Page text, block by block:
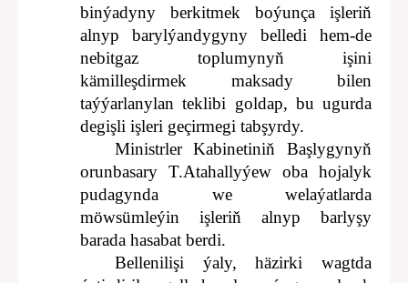
binýadyny berkitmek boýunça işleriň
alnyp barylýandygyny belledi hem-de
nebitgaz toplumynyň işini
kämilleşdirmek maksady bilen
taýýarlanylan teklibi goldap, bu ugurda
degişli işleri geçirmegi tabşyrdy.
Ministrler Kabinetiniň Başlygynyň
orunbasary T.Atahallyýew oba hojalyk
pudagynda we welaýatlarda
möwsümleýin işleriň alnyp barlyşy
barada hasabat berdi.
Bellenilişi ýaly, häzirki wagtda